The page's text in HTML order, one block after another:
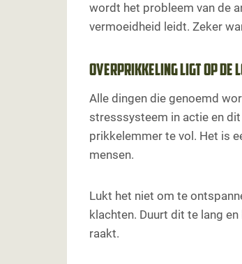
Familieopstellingen
Paardencoaching
wordt het probleem van de
vermoeidheid leidt. Zeker
Overprikkeling ligt op de
Alle dingen die genoemd
stresssysteem in actie en
prikkelemmer te vol. Het is
mensen.
Lukt het niet om te
klachten. Duurt dit te lang
raakt.